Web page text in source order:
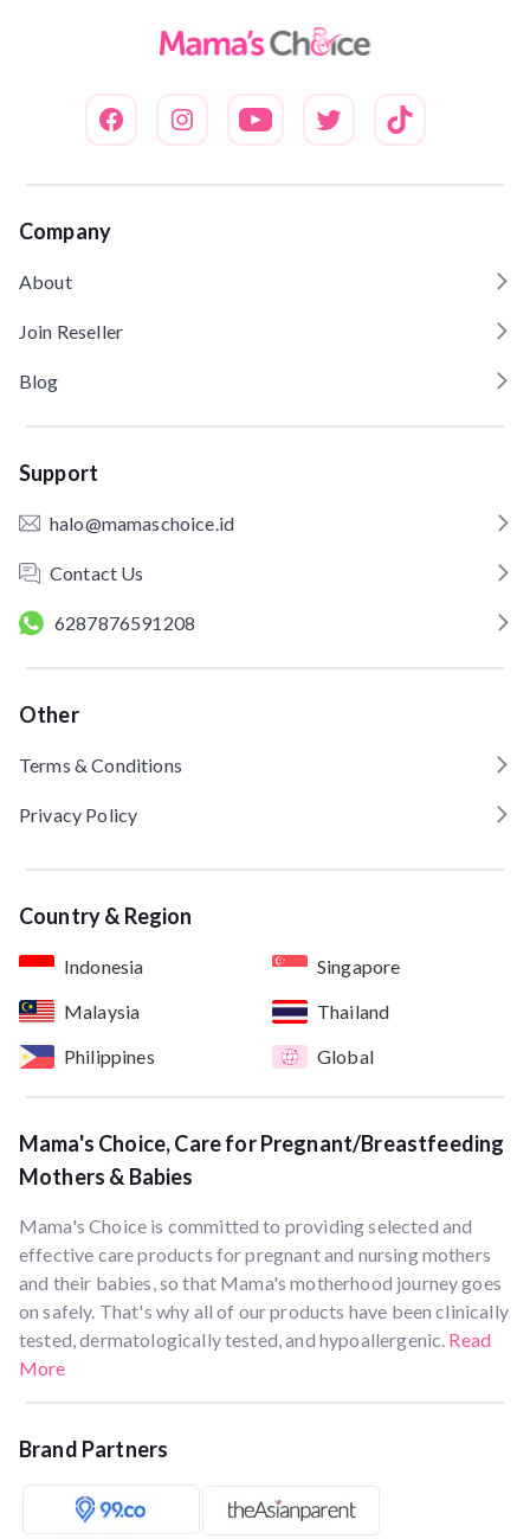
Company
About
Join Reseller
Blog
Support
halo@mamaschoice.id
Contact Us
6287876591208
Other
Terms & Conditions
Privacy Policy
Country & Region
Indonesia
Singapore
Malaysia
Thailand
Philippines
Global
Mama's Choice, Care for Pregnant/Breastfeeding
Mothers & Babies
Mama's Choice is committed to providing selected and
effective care products for pregnant and nursing mothers
and their babies, so that Mama's motherhood journey goes
on safely. That's why all of our products have been clinically
tested, dermatologically tested, and hypoallergenic. Read
More
Brand Partners